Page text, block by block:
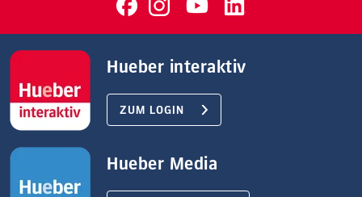
Hueber interaktiv
ZUM LOGIN
Hueber Media